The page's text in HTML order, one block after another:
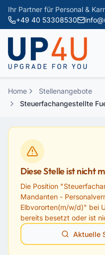
Zum Hauptinhalt springen
Ihr Partner für Personal &
+49 40 53308530
Home
Stellenangebote
Steuerfachangestellte
Diese Stelle ist nicht
Die Position "
Mandanten -
Elbvororten(m/w/d)" bei
bereits besetzt oder ist
Aktuelle